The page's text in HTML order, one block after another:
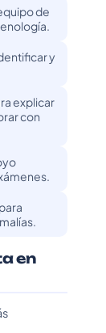
de
y
explicar
con
en